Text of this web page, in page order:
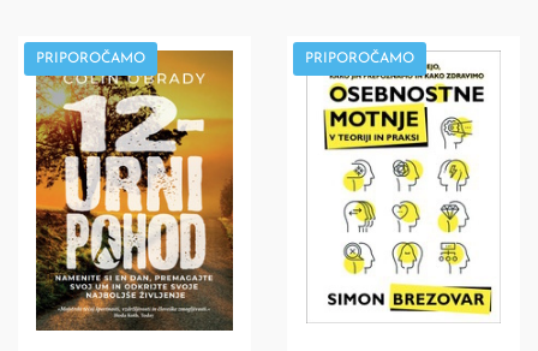
PRIPOROČAMO PRIPOROČAMO